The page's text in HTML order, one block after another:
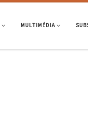
MULTIMÉDIA